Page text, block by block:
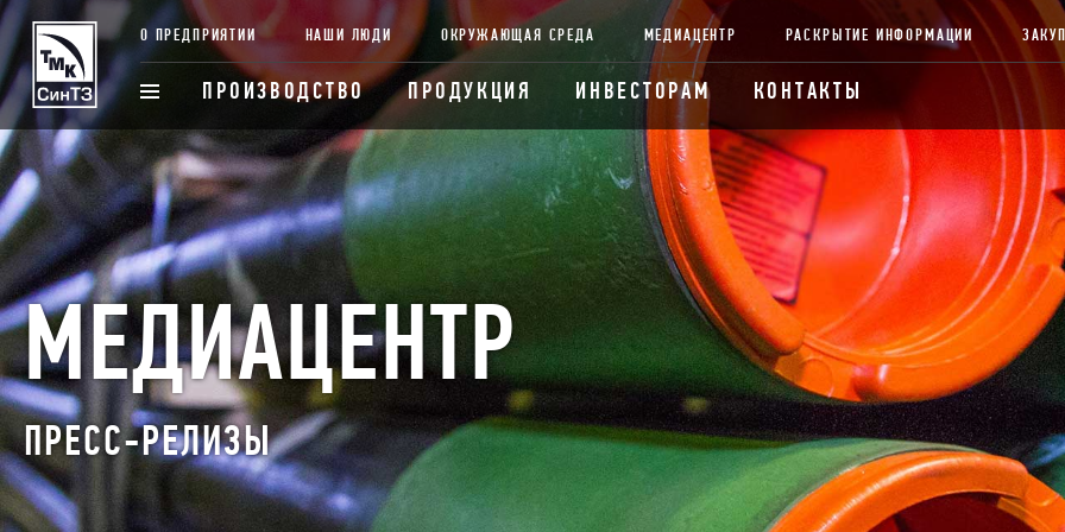
О ПРЕДПРИЯТИИ НАШИ ЛЮДИ ОКРУЖАЮЩАЯ СРЕДА МЕДИАЦЕНТР РАСКРЫТИЕ ИНФОРМАЦИИ
ПРОИЗВОДСТВО ПРОДУКЦИЯ ИНВЕСТОРАМ КОНТАКТЫ
МЕДИАЦЕНТР
ПРЕСС-РЕЛИЗЫ